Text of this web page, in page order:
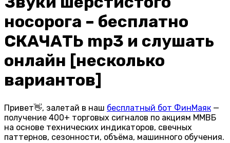
носорога – бесплатно
СКАЧАТЬ mp3 и слушать
онлайн [несколько
вариантов]
Привет👋, залетай в наш бесплатный бот ФинМаяк —
получение 400+ торговых сигналов по акциям ММВБ
на основе технических индикаторов, свечных
паттернов, сезонности, объёма, машинного обучения.